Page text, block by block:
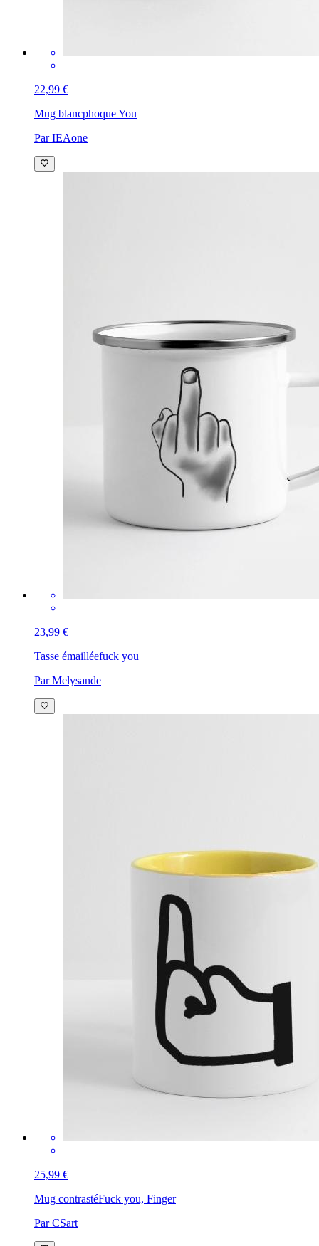
22,99 €
Mug blancphoque You
Par IEAone
23,99 €
Tasse émailléefuck you
Par Melysande
25,99 €
Mug contrastéFuck you, Finger
Par CSart